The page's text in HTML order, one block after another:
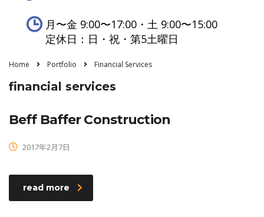
月〜金 9:00〜17:00・土 9:00〜15:00
定休日：日・祝・第5土曜日
Home Portfolio Financial Services
financial services
Beff Baffer Construction
2017年2月7日
read more